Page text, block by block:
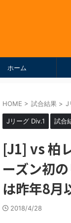
ホーム
HOME > 試合結果 > J
Jリーグ Div.1 試合
[J1] vs 柏
ーズン初
は昨年8月
2018/4/28